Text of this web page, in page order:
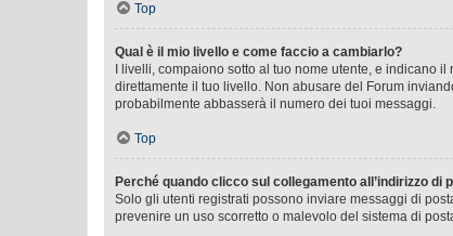
Top
Qual è il mio livello e come faccio a cambiarlo?
I livelli, compaiono sotto al tuo nome utente, e indicano
direttamente il tuo livello. Non abusare del Forum
probabilmente abbasserà il numero dei tuoi messaggi.
Top
Perché quando clicco sul collegamento all’indirizzo
Solo gli utenti registrati possono inviare messaggi di
prevenire un uso scorretto o malevolo del sistema di